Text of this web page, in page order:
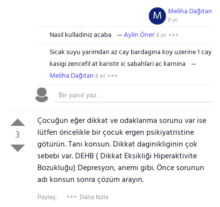
Meliha Dağıtan
8 yıl
M
Nasil kulladiniz acaba Aylin Öner8 yıl
Sicak suyu yarimdan az cay bardagina koy uzerine 1 cay
kasigi zencefil at karistir ic sabahlari ac karnina
Meliha Dağıtan 8 yıl
3
Çocuğun eğer dikkat ve odaklanma sorunu var ise
lütfen öncelikle bir çocuk ergen psikiyatristine
götürün. Tanı konsun. Dikkat daginikliginin çok
sebebi var. DEHB ( Dikkat Eksikliği Hiperaktivite
Bozukluğu) Depresyon, anemi gibi. Önce sorunun
adı konsun sonra çözüm arayın.
Paylaş: Daha fazla